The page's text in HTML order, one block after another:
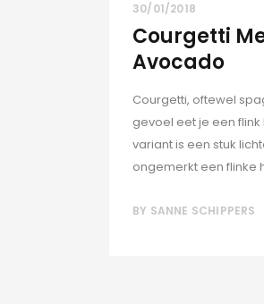
30/01/2018
Courgetti
Avocado
Courgetti, oftewel
gevoel eet je een
variant is een stuk
ongemerkt een flinke
BY SANNE SCHIPPERS